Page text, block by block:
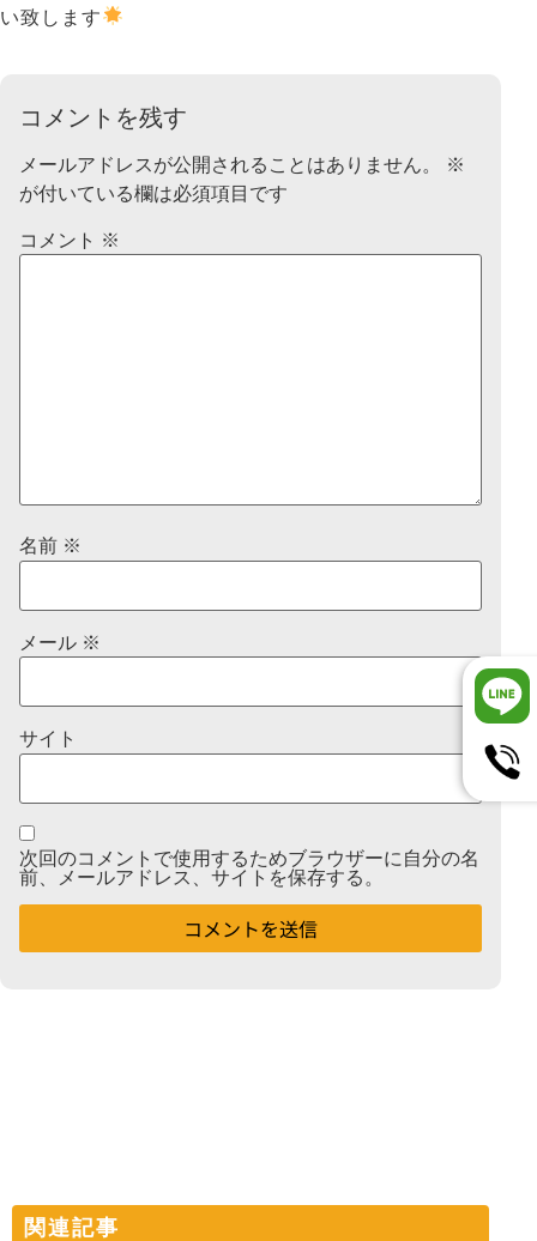
い致します
コメントを残す
メールアドレスが公開されることはありません。
※
が付いている欄は必須項目です
コメント ※
名前 ※
メール ※
サイト
次回のコメントで使用するためブラウザーに自分の名
前、メールアドレス、サイトを保存する。
関連記事